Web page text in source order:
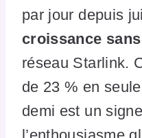
par jour depuis
croissance
réseau Starlink.
de 23 % en
demi est un